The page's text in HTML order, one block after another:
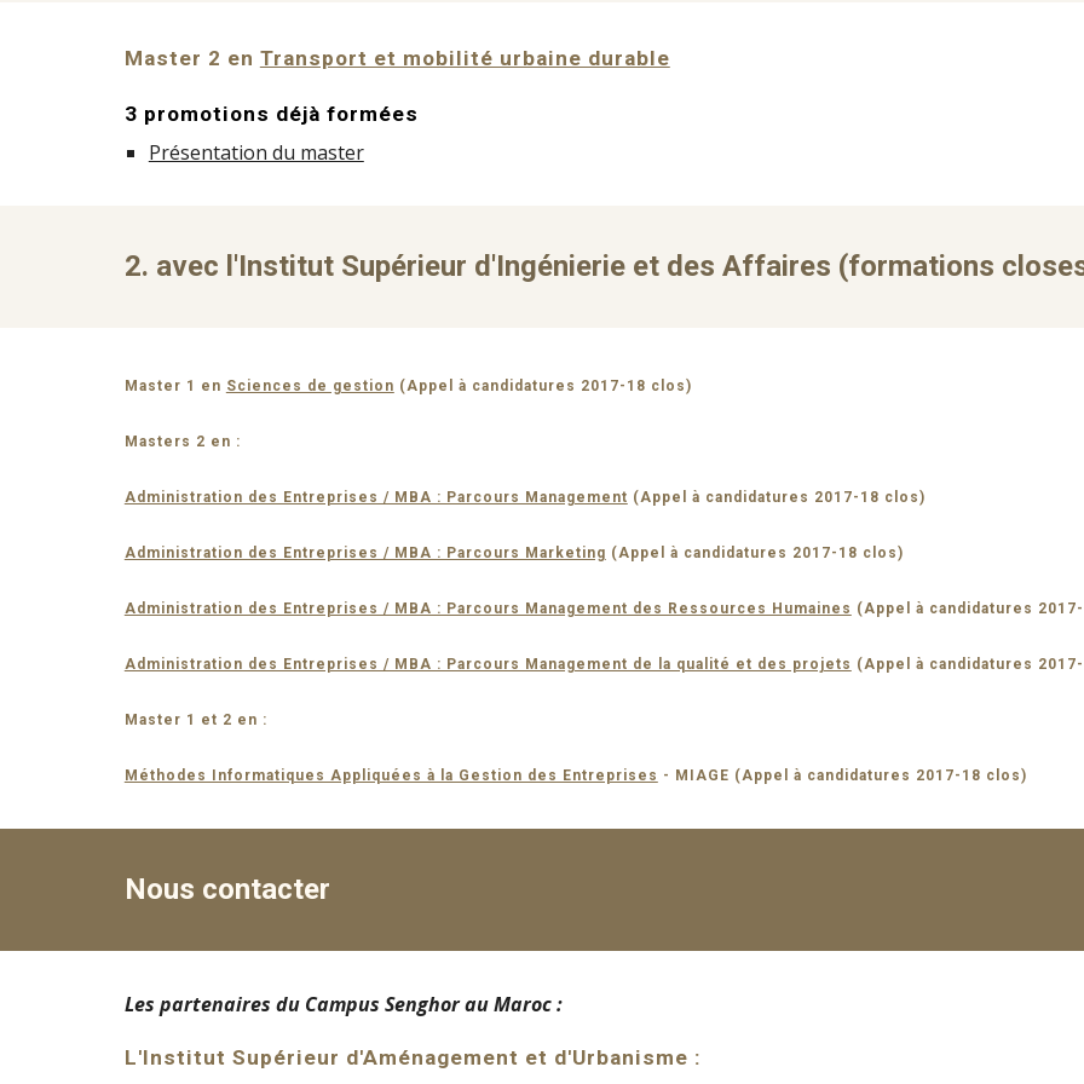
Master 2 en Transport et mobilité urbaine durable
3 promotions déjà formées
Présentation du master
2. avec l'Institut Supérieur d'Ingénierie et des Affaires (formations
Master 1 en Sciences de gestion (Appel à candidatures 2017-18 clos)
Masters 2 en :
Administration des Entreprises / MBA : Parcours Management (Appel à candidatures 2017-18 clos)
Administration des Entreprises / MBA : Parcours Marketing (Appel à candidatures 2017-18 clos)
Administration des Entreprises / MBA : Parcours Management des Ressources Humaines (Appel à candidatures
Administration des Entreprises / MBA : Parcours Management de la qualité et des projets (Appel à candidatures
Master 1 et 2 en :
Méthodes Informatiques Appliquées à la Gestion des Entreprises - MIAGE (Appel à candidatures 2017-18 clos)
Nous contacter
Les partenaires du Campus Senghor au Maroc :
L'Institut Supérieur d'Aménagement et d'Urbanisme :